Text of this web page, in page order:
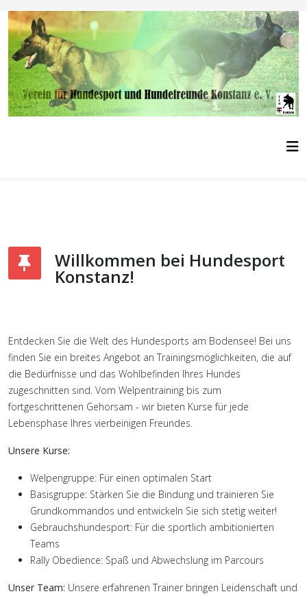
Willkommen bei Hundesport
Konstanz!
Entdecken Sie die Welt des Hundesports am Bodensee! Bei uns
finden Sie ein breites Angebot an Trainingsmöglichkeiten, die auf
die Bedürfnisse und das Wohlbefinden Ihres Hundes
zugeschnitten sind. Vom Welpentraining bis zum
fortgeschrittenen Gehorsam - wir bieten Kurse für jede
Lebensphase Ihres vierbeinigen Freundes.
Unsere Kurse:
Welpengruppe: Für einen optimalen Start
Basisgruppe: Stärken Sie die Bindung und trainieren Sie
Grundkommandos und entwickeln Sie sich stetig weiter!
Gebrauchshundesport: Für die sportlich ambitionierten
Teams
Rally Obedience: Spaß und Abwechslung im Parcours
Unser Team: Unsere erfahrenen Trainer bringen Leidenschaft und